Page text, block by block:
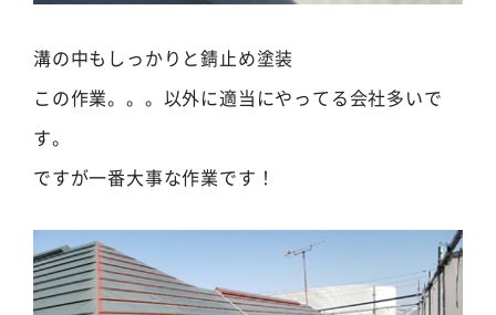
溝の中もしっかりと錆止め塗装
この作業。。。以外に適当にやってる会社多いで
す。
ですが一番大事な作業です！